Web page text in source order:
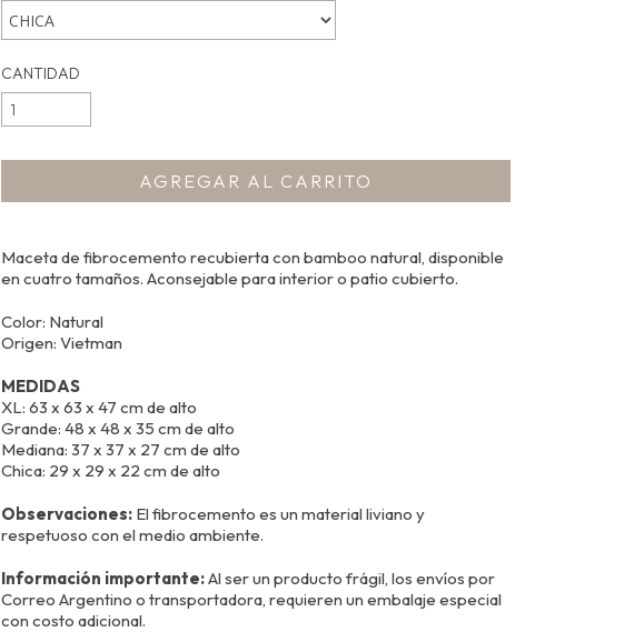
CANTIDAD
Maceta de fibrocemento recubierta con bamboo natural, disponible
en cuatro tamaños. Aconsejable para interior o patio cubierto.
Color: Natural
Origen: Vietman
MEDIDAS
XL: 63 x 63 x 47 cm de alto
Grande: 48 x 48 x 35 cm de alto
Mediana: 37 x 37 x 27 cm de alto
Chica: 29 x 29 x 22 cm de alto
Observaciones: El fibrocemento es un material liviano y
respetuoso con el medio ambiente.
Información importante:Al ser un producto frágil, los envíos por
Correo Argentino o transportadora, requieren un embalaje especial
con costo adicional.